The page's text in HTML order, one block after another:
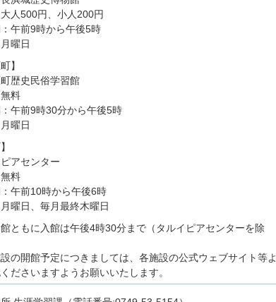
人500円、小人200円
午前9時から午後5時
曜日
】
町歴史民俗学習館
料
午前9時30分から午後5時
曜日
ピアセンター
料
午前10時から午後6時
曜日、毎月最終木曜日
館ともに入館は午後4時30分まで（タルイピアセンターを除
設の開館予定につきましては、各施設の公式ウェブサイト等よ
ださいますようお願いいたします。